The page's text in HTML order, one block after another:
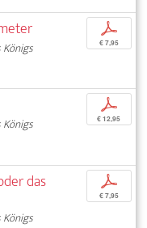
p
€ 7,95
p
€ 12,95
das p
€ 7,95